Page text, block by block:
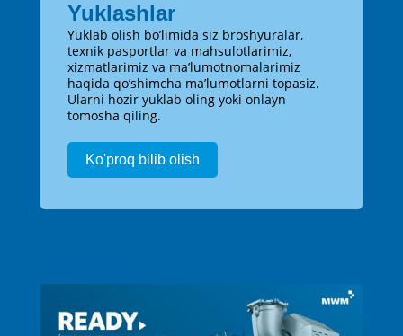
Yuklashlar
Yuklab olish bo’limida siz broshyuralar,
texnik pasportlar va mahsulotlarimiz,
xizmatlarimiz va ma’lumotnomalarimiz
haqida qo’shimcha ma’lumotlarni topasiz.
Ularni hozir yuklab oling yoki onlayn
tomosha qiling.
Ko'proq bilib olish